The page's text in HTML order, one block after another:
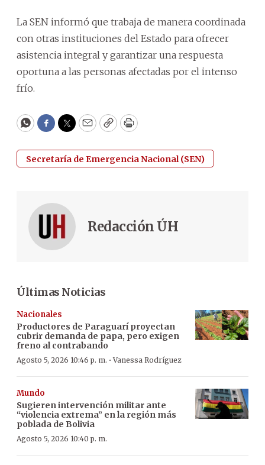
La SEN informó que trabaja de manera coordinada
con otras instituciones del Estado para ofrecer
asistencia integral y garantizar una respuesta
oportuna a las personas afectadas por el intenso
frío.
WhatsApp
Facebook
Twitter
EmailCopyPrint
Secretaría de Emergencia Nacional (SEN)
Redacción ÚH
Últimas Noticias
Nacionales
Productores de Paraguarí proyectan
cubrir demanda de papa, pero exigen
freno al contrabando
Agosto 5, 2026 10:46 p. m. ·Vanessa Rodríguez
Mundo
Sugieren intervención militar ante
“violencia extrema” en la región más
poblada de Bolivia
Agosto 5, 2026 10:40 p. m.